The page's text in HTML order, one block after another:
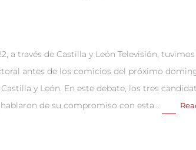
a través de Castilla y León Televisión, tuvimos
antes de los comicios del próximo
y León. En este debate, los tres
de su compromiso con esta…